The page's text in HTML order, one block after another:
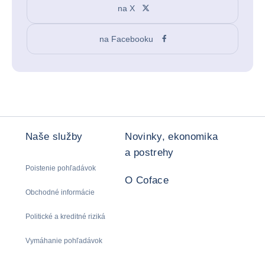
na X
na Facebooku
Naše služby
Poistenie pohľadávok
Obchodné informácie
Politické a kreditné riziká
Vymáhanie pohľadávok
Novinky, ekonomika
a postrehy
O Coface